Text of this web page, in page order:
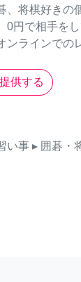
、将棋好きの
0円で相手を
ンラインでの
供する
い事 ▸ 囲碁・